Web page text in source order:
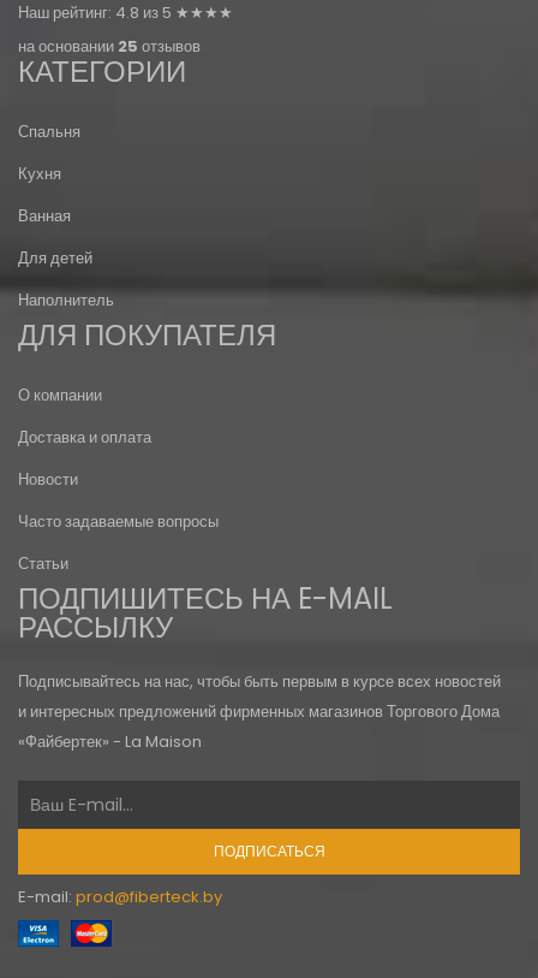
Наш рейтинг: 4.8 из 5 ★★★★
на основании 25 отзывов
КАТЕГОРИИ
Спальня
Кухня
Ванная
Для детей
Наполнитель
ДЛЯ ПОКУПАТЕЛЯ
О компании
Доставка и оплата
Новости
Часто задаваемые вопросы
Статьи
ПОДПИШИТЕСЬ НА E-MAIL
РАССЫЛКУ
Подписывайтесь на нас, чтобы быть первым в курсе всех новостей
и интересных предложений фирменных магазинов Торгового Дома
«Файбертек» - La Maison
ПОДПИСАТЬСЯ
E-mail: prod@fiberteck.by